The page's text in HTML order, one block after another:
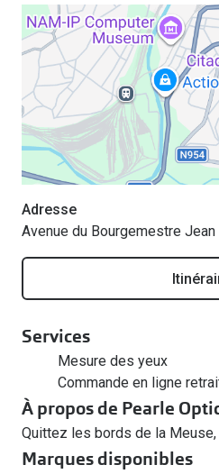
Adresse
Avenue du Bourgemestre
Services
Mesure des yeux
Commande en ligne
À propos de Pearle
Quittez les bords de la
Marques disponibles